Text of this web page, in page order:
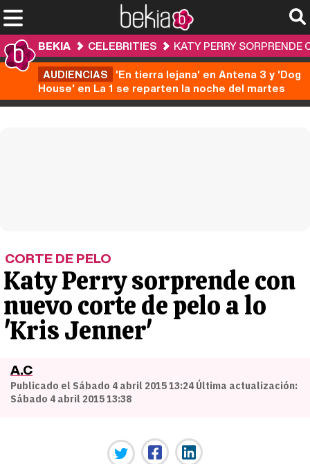
BEKIA CELEBRITIES
KATY PERRY SORPRENDE
AUDIENCIAS 'En tierra lejana' en Antena 3 y 'Dog
House' en La 1 se reparten la noche del martes
CORTE DE PELO
Katy Perry sorprende con
nuevo corte de pelo a lo
'Kris Jenner'
A.C
Publicado el Sábado 4 abril 2015 13:24 Última actualización:
Sábado 4 abril 2015 13:38